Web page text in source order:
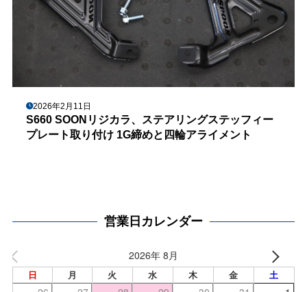
2026年2月11日
S660 SOONリジカラ、ステアリングステッフィー
プレート取り付け 1G締めと四輪アライメント
営業日カレンダー
2026年 8月
日 月 火 水 木 金 土